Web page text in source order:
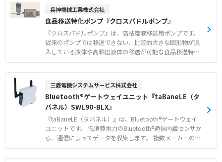
けるカビ飛散や落下菌対策 ●空調の冷風直撃による作業者
の体感温度低下の改善 ●室内の均一な温度管理が求められ
る現場での空調環境向上
により循環養液の肥料濃度や酸度を自動で管理でき、養液
温度の調整も可能なため、作物の生育に適した環境を維持
します。 初期投資を抑えやすく、充実した栽培技術サポー
ト研修が用意されているため、農業未経験の方や異業種か
らの新規参入、農福連携の事業としても取り組みやすいシ
ステムです。 【特徴】 ●NFT方式とスライド式栽培台によ
る資材コスト抑制と面積の有効活用 ●ハイドロコントロー
ら施工および導入後の栽培技術指導まで一貫したトータル
サポート 【用途・事例】 ●異業種からの農業ビジネス新
規参入や自営カフェ向け野菜の店舗生産 ●障害者就労支援
施設などにおける農福連携事業としての活用 ●既存農家に
よる露地栽培や土耕栽培からの転換および生産品目の拡大
兵神機械工業株式会社
食品移送特化ポンプ『クロスパドルポンプ』
『クロスパドルポンプ』は、高粘度液移送用ポンプです。
従来のポンプでは移送できない、比較的大きな固形物が混
入している液体や高粘度液体の移送が可能な食品移送特化
ポンプです。 二対のパドルがケーシング内で回転運動をす
る容積排除型の機構を採用しています。 5cm大の固形物混
移送できます。 10万CPの高粘度液も超低速回転により、
移送物を練らずに移送することが可能です。 可逆運転機能
により清掃時の液回収を効率化できるほか、わずか1〜2分
で簡単に分解できるためメンテナンス性にも優れていま
す。 【特徴】 ●5cm大の固形物混入液体を低破損率で移
送可能 ●10万CPの高粘度液を超低速回転で練らずに移送
●わずか1〜2分で簡単に分解できる優れたメンテナンス性
三菱電機システムサービス株式会社
Bluetooth®ゲートウェイユニット『taBaneLE（タ
バネル）SWL90-BLX』
『taBaneLE（タパネル）』は、Bluetooth®ゲートウェイ
ユニットです。 低消費電力のBluetooth®通信内蔵センサか
ら、通信によってデータを収集します。 複数メーカーの計
測器やセンサに対応しており、現場の各種データを遠隔で
確認できます。 収集したデータは特定小電力無線（920MH